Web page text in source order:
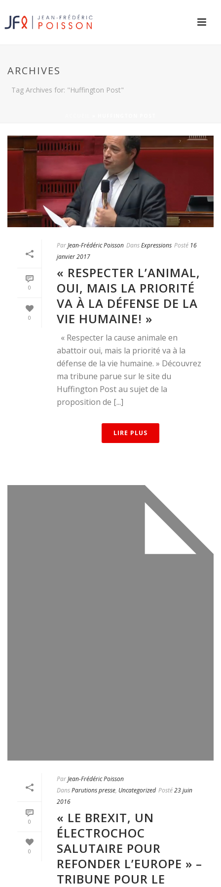
ARCHIVES
Tag Archives for: "Huffington Post"
0
0
ParJean-Frédéric Poisson DansExpressions Posté 16
janvier 2017
« RESPECTER L’ANIMAL,
OUI, MAIS LA PRIORITÉ
VA À LA DÉFENSE DE LA
VIE HUMAINE! »
« Respecter la cause animale en
abattoir oui, mais la priorité va à la
défense de la vie humaine. » Découvrez
ma tribune parue sur le site du
Huffington Post au sujet de la
proposition de [...]
LIRE PLUS
0
0
ParJean-Frédéric Poisson
DansParutions presse, Uncategorized Posté23 juin
2016
« LE BREXIT, UN
ÉLECTROCHOC
SALUTAIRE POUR
REFONDER L’EUROPE » –
TRIBUNE POUR LE